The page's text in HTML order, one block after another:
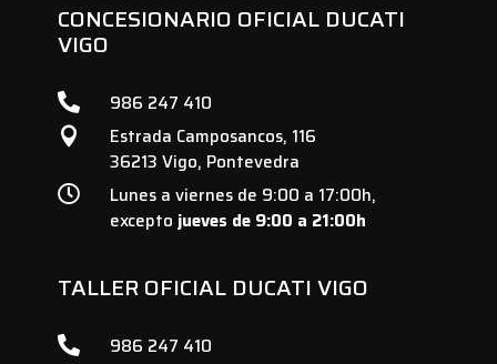
CONCESIONARIO OFICIAL DUCATI
VIGO
 986 247 410

Estrada Camposancos, 116
36213 Vigo, Pontevedra

Lunes a viernes de 9:00 a 17:00h,
excepto jueves de 9:00 a 21:00h
TALLER OFICIAL DUCATI VIGO
 986 247 410